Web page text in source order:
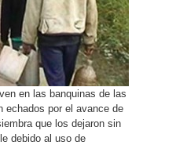
en las banquinas de las
echados por el avance de
que los dejaron sin
debido al uso de